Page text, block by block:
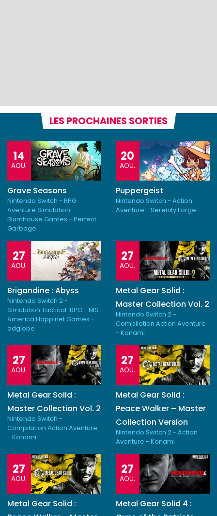
LES PROCHAINES SORTIES
14
AOU.
Grave Seasons
Nintendo Switch - RPG
Aventure Simulation -
Blumhouse Games - Perfect
Garbage
20
AOU.
Puppergeist
Nintendo Switch - Action
Aventure - Serenity Forge
27
AOU.
Brigandine : Abyss
Nintendo Switch 2 -
Simulation Tactical-RPG - NIS
America Happinet Games -
adglobe
27
AOU.
Metal Gear Solid :
Master Collection Vol. 2
Nintendo Switch 2 -
Compilation Action Aventure
- Konami
27
AOU.
Metal Gear Solid :
Master Collection Vol. 2
Nintendo Switch -
Compilation Action Aventure
- Konami
27
AOU.
Metal Gear Solid :
Peace Walker – Master
Collection Version
Nintendo Switch 2 - Action
Aventure - Konami
27
AOU.
Metal Gear Solid :
27
AOU.
Metal Gear Solid 4 :